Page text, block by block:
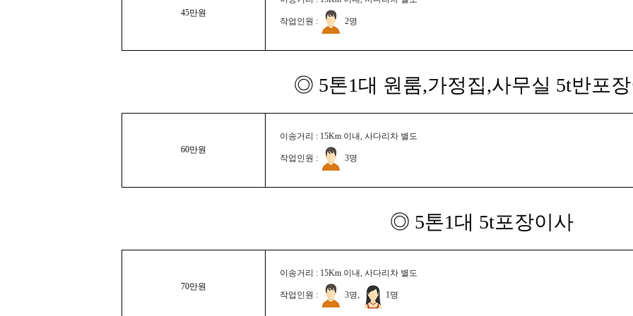
45만원
작업인원 : 2명
◎ 5톤1대 원룸,가정집,사무실 5t반포
60만원
이송거리 : 15Km 이내, 사다리차 별도
작업인원 : 3명
◎ 5톤1대 5t포장이사
70만원
이송거리 : 15Km 이내, 사다리차 별도
작업인원 : 3명, 1명